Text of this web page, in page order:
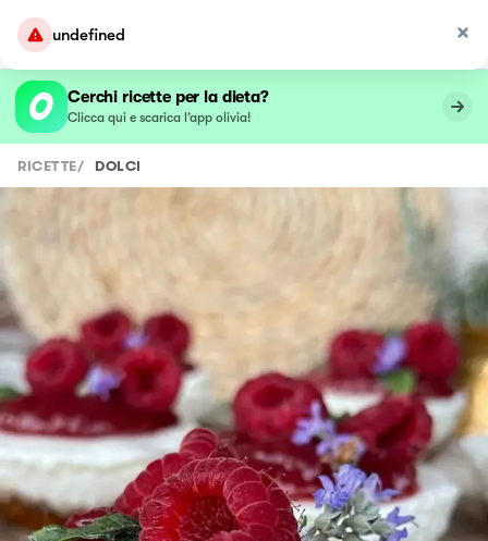
undefined
Cerchi ricette per la dieta?
Clicca qui e scarica l’app olivia!
RICETTE/ DOLCI